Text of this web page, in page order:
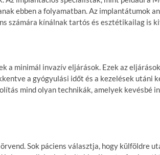
ebben a folyamatban. Az implantátumok
számára kínálnak tartós és esztétikailag is
a minimál invazív eljárások. Ezek az
a gyógyulási időt és a kezelések utáni
mind olyan technikák, amelyek kevésbé
Sok páciens választja, hogy külföldre